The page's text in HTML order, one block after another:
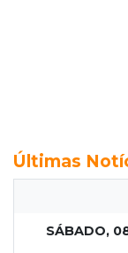
Últimas
SÁBADO,